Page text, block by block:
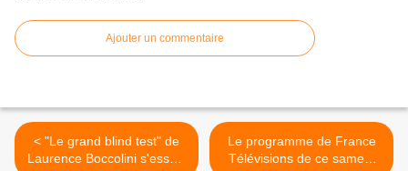
Ajouter un commentaire
< "Le grand blind test" de
Laurence Boccolini s'essaie
Le programme de France
Télévisions de ce samedi